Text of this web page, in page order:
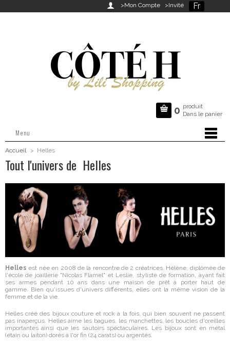
Fr
 >Mon Compte >Invité
 0 produit
Dans le panier
Menu
Accueil > Helles
Tout l'univers de Helles
Helles est née en 2008 de la rencontre de 2 créatrices. Hélène, diplômée de
l'école de joaillerie "Nicolas Flamel" et Leslie, styliste de formation, ayant fait
ses armes pendant 10 ans dans une maison de prêt à porter haut de
gamme. Bien qu'issues d'univers différents, elles ont la même vision de la
femme et de la vie.
Helles créé des bijoux couture et rock à la fois, qui bien souvent ne passent
pas inaperçus. Helles aime les bagues, les manchettes, les boucles d'oreilles
importantes ainsi que les sautoirs spéctaculaires. Les bijoux sont en métal
(étain ou laiton) dorés à l'or fin (24 carats) ou argentés.